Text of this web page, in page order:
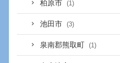
柏原市 (1)
池田市 (3)
泉南郡熊取町 (1)